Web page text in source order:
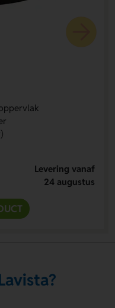
Levering vanaf
24 augustus